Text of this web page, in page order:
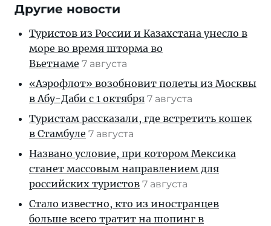
Другие новости
Туристов из России и Казахстана унесло в
море во время шторма во
Вьетнаме 7 августа
«Аэрофлот» возобновит полеты из Москвы
в Абу-Даби с 1 октября 7 августа
Туристам рассказали, где встретить кошек
в Стамбуле 7 августа
Названо условие, при котором Мексика
станет массовым направлением для
российских туристов 7 августа
Стало известно, кто из иностранцев
больше всего тратит на шопинг в